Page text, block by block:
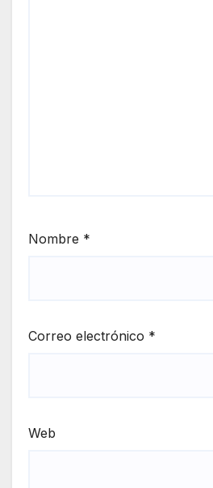
Nombre *
Correo electrónico *
Web